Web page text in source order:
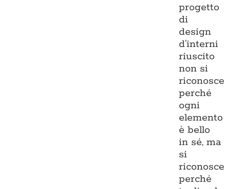
progetto
di
design
d’interni
riuscito
non si
riconosce
perché
ogni
elemento
è bello
in sé, ma
si
riconosce
perché